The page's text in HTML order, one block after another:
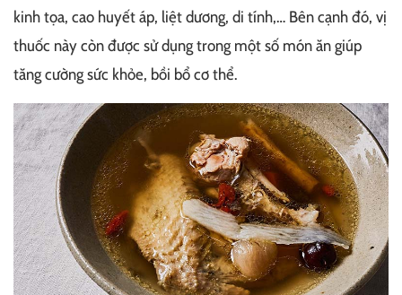
kinh tọa, cao huyết áp, liệt dương, di tính,… Bên cạnh đó, vị
thuốc này còn được sử dụng trong một số món ăn giúp
tăng cường sức khỏe, bồi bổ cơ thể.